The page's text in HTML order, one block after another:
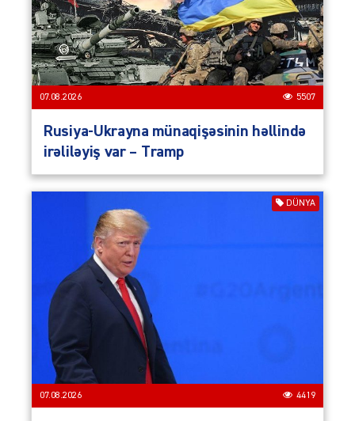
07.08.2026 5507
Rusiya-Ukrayna münaqişəsinin həllində
irəliləyiş var – Tramp
DÜNYA
07.08.2026 4419